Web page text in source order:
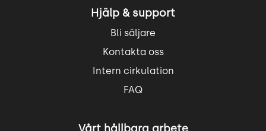
Hjälp & support
Bli säljare
Kontakta oss
Intern cirkulation
FAQ